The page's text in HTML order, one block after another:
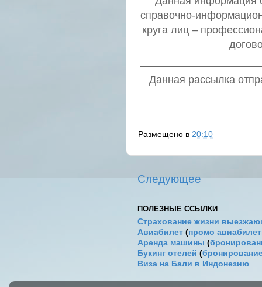
справочно-
круга лиц –
Данная рассылка
Размещено в 20:10
Следующее
ПОЛЕЗНЫЕ ССЫЛКИ
Страхование жизни
Авиабилет (промо
Аренда машины (
Букинг отелей (
Виза на Бали в Индонезию